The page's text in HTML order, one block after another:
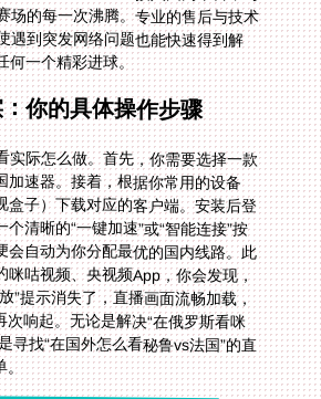
何一个精彩进球。
你的具体操作步骤
实际怎么做。首先，你需要选择一款
加速器。接着，根据你常用的设备
盒子）下载对应的客户端。安装后登
个清晰的“一键加速”或“智能连接”按
会自动为你分配最优的国内线路。此
咪咕视频、央视频App，你会发现，
”提示消失了，直播画面流畅加载，
次响起。无论是解决“在俄罗斯看咪
寻找“在国外怎么看秘鲁vs法国”的直
。